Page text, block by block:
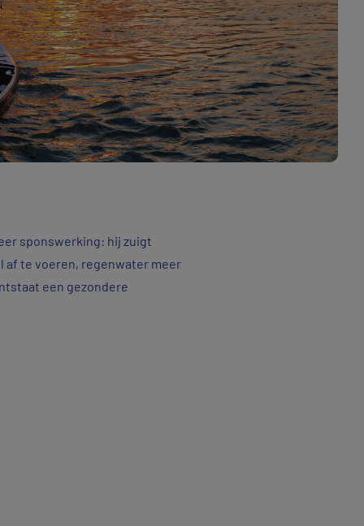
sponswerking: hij zuigt
af te voeren, regenwater meer
een gezondere